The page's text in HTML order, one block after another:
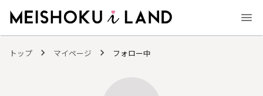
トップ マイページ フォロー中